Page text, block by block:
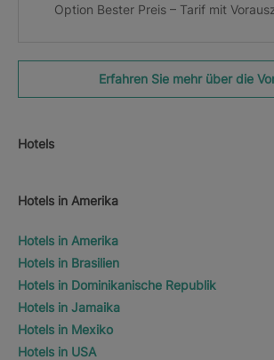
Option Bester Preis – Tarif mit
Erfahren Sie mehr über die
Hotels
Hotels in Amerika
Hotels in Amerika
Hotels in Brasilien
Hotels in Dominikanische Republik
Hotels in Jamaika
Hotels in Mexiko
Hotels in USA